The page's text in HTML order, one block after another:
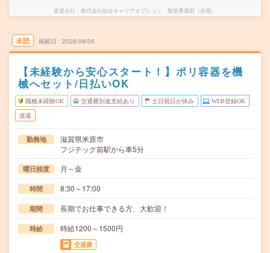
派遣会社 株式会社綜合キャリアオプション 製造事業部（全国）
未読 掲載日 2026/08/05
【未経験から安心スタート！】ポリ容器を機
械へセット/日払いOK
職種未経験OK 交通費別途支給あり 土日祝日が休み WEB登録OK
派遣
勤務地
滋賀県米原市
フジテック前駅から車5分
曜日頻度 月～金
時間 8:30～17:00
期間 長期でお仕事できる方、大歓迎！
時給 時給1200～1500円
交通費